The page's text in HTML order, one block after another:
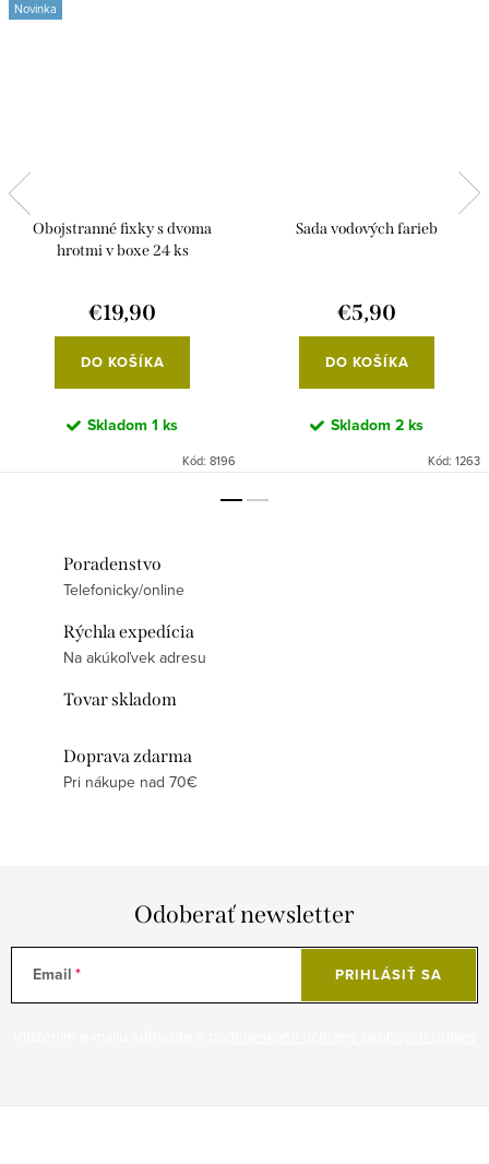
Novinka
Obojstranné fixky s dvoma
hrotmi v boxe 24 ks
€19,90
DO KOŠÍKA
Skladom 1 ks
Kód: 8196
Sada vodových farieb
€5,90
DO KOŠÍKA
Skladom 2 ks
Kód: 1263
Poradenstvo
Telefonicky/online
Rýchla expedícia
Na akúkoľvek adresu
Tovar skladom
Doprava zdarma
Pri nákupe nad 70€
Odoberať newsletter
Email PRIHLÁSIŤ SA